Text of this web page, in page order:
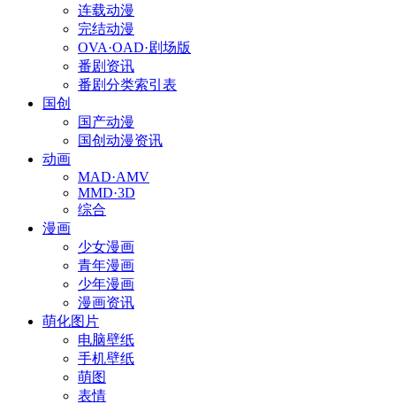
连载动漫
完结动漫
OVA·OAD·剧场版
番剧资讯
番剧分类索引表
国创
国产动漫
国创动漫资讯
动画
MAD·AMV
MMD·3D
综合
漫画
少女漫画
青年漫画
少年漫画
漫画资讯
萌化图片
电脑壁纸
手机壁纸
萌图
表情